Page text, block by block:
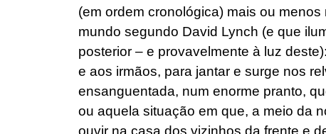
(em ordem cronológica) mais ou
mundo segundo David Lynch (e que
posterior – e provavelmente à luz
e aos irmãos, para jantar e surge nos
ensanguentada, num enorme pranto,
ou aquela situação em que, a meio da
ouvir na casa dos vizinhos da frente e